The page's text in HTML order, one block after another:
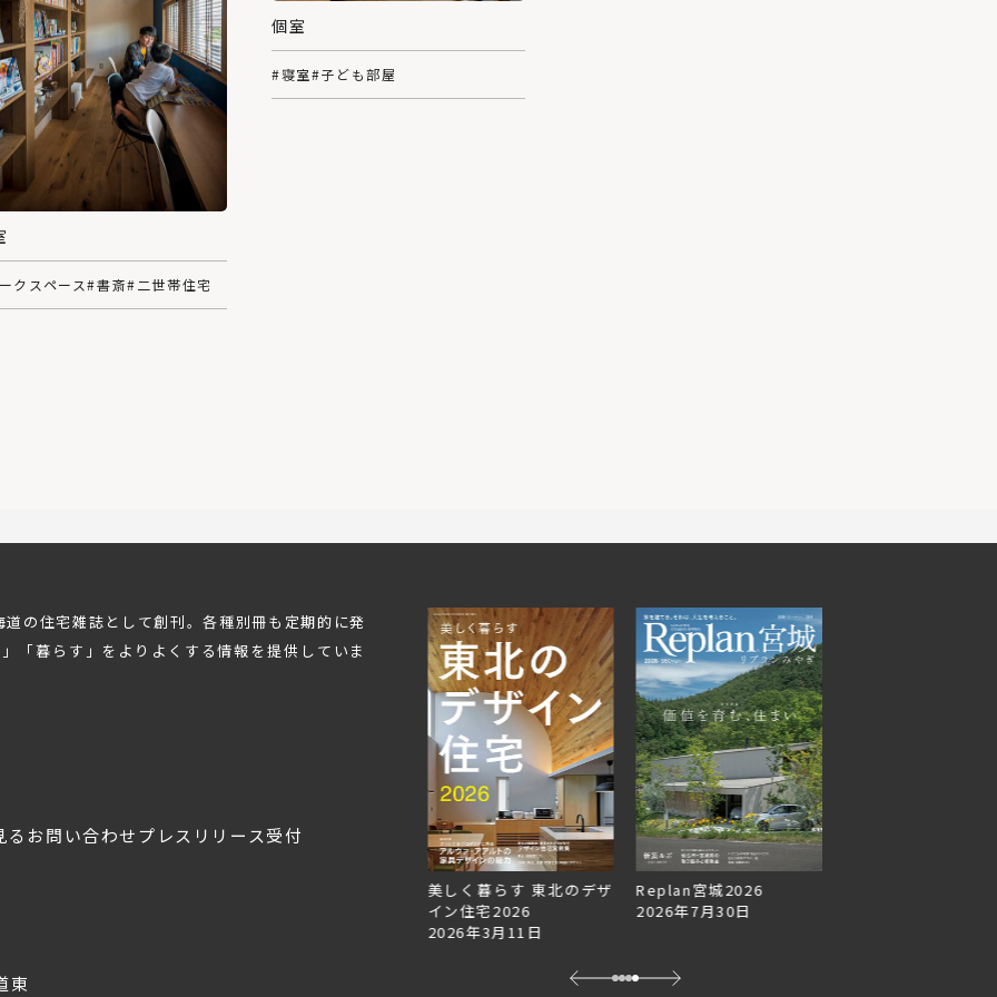
クスペース#書斎#二世帯住宅
個室
#寝室#子ども部屋
の住宅雑誌として創刊。各種別冊も定期的に発
「暮らす」をよりよくする情報を提供していま
る お問い合わせ プレスリリース受付
東
Replan宮城2026
2026年7月30日
Replan北海道VOL.153
2026年6月27日